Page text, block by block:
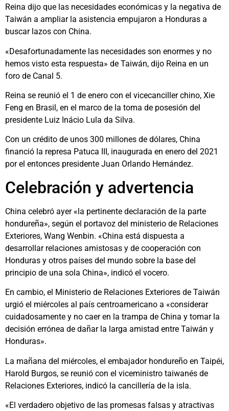
Reina dijo que las necesidades económicas y la negativa de
Taiwán a ampliar la asistencia empujaron a Honduras a
buscar lazos con China.
«Desafortunadamente las necesidades son enormes y no
hemos visto esta respuesta» de Taiwán, dijo Reina en un
foro de Canal 5.
Reina se reunió el 1 de enero con el vicecanciller chino, Xie
Feng en Brasil, en el marco de la toma de posesión del
presidente Luiz Inácio Lula da Silva.
Con un crédito de unos 300 millones de dólares, China
financió la represa Patuca III, inaugurada en enero del 2021
por el entonces presidente Juan Orlando Hernández.
Celebración y advertencia
China celebró ayer «la pertinente declaración de la parte
hondureña», según el portavoz del ministerio de Relaciones
Exteriores, Wang Wenbin. «China está dispuesta a
desarrollar relaciones amistosas y de cooperación con
Honduras y otros países del mundo sobre la base del
principio de una sola China», indicó el vocero.
En cambio, el Ministerio de Relaciones Exteriores de Taiwán
urgió el miércoles al país centroamericano a «considerar
cuidadosamente y no caer en la trampa de China y tomar la
decisión errónea de dañar la larga amistad entre Taiwán y
Honduras».
La mañana del miércoles, el embajador hondureño en Taipéi,
Harold Burgos, se reunió con el viceministro taiwanés de
Relaciones Exteriores, indicó la cancillería de la isla.
«El verdadero objetivo de las promesas falsas y atractivas